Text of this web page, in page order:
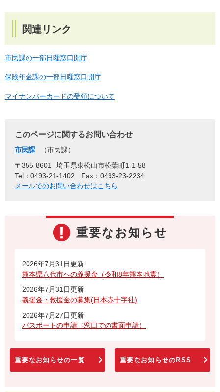
関連リンク
市民課の一部日曜窓口開庁
保険年金課の一部日曜窓口開庁
マイナンバーカードの受領について
このページに関するお問い合わせ
市民課
市民課
〒355-8601
埼玉県東松山市松葉町1-1-58
Tel：0493-21-1402
Fax：0493-23-2234
メールでのお問い合わせはこちら
重要なお知らせ
2026年7月31日更新
熊本県八代市への義援金（令和8年熊本地震）
2026年7月31日更新
義援金・救援金の募集(日本赤十字社)
2026年7月27日更新
パスポートの申請（窓口での書面申請）
重要なお知らせの一覧 重要なお知らせのRSS